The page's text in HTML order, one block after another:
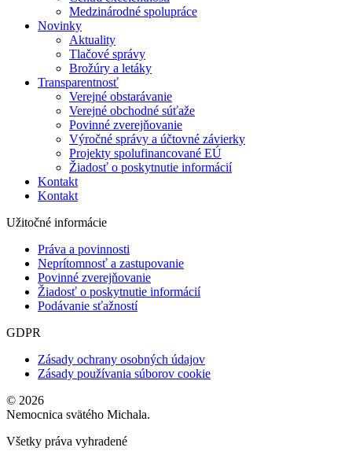
Medzinárodné spolupráce
Novinky
Aktuality
Tlačové správy
Brožúry a letáky
Transparentnosť
Verejné obstarávanie
Verejné obchodné súťaže
Povinné zverejňovanie
Výročné správy a účtovné závierky
Projekty spolufinancované EÚ
Žiadosť o poskytnutie informácií
Kontakt
Kontakt
Užitočné informácie
Práva a povinnosti
Neprítomnosť a zastupovanie
Povinné zverejňovanie
Žiadosť o poskytnutie informácií
Podávanie sťažností
GDPR
Zásady ochrany osobných údajov
Zásady používania súborov cookie
© 2026
Nemocnica svätého Michala.
Všetky práva vyhradené